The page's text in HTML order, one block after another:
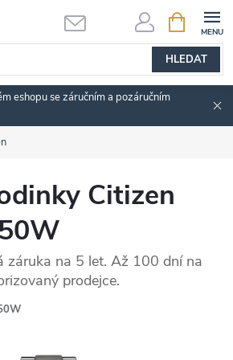
HLEDAT
NÁKUPNÍ
KOŠÍK
eshopu se záručním a pozáručním
Citizen
záruka na 5 let. Až 100 dní na
prodejce.